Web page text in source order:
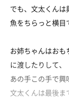
でも、文太くん
魚をちらっと横目
お姉ちゃんはお
に渡したりして、
あの手この手で
文太くんは最後ま